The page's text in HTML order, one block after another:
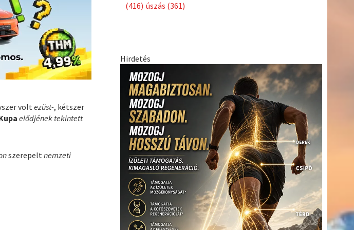
voltezüst-, kétszer
elődjének tekintett
szerepeltnemzeti
Címkék
asztalitenisz(130) autosport(123)Babos
Tímea(240)Bajnokok Ligája (168)Birkózás(143)Bécs(214)
egészség(530) Európabajnokság(173)ferrari(139)
forma 1(1165) (760)futás(305)
Hosszú
Katinka(186)hungaroring (181)Jégkorong(148)
kajakkenu
(138)karate(168)kickbox(204) kosárlabda(166)kézilabda
(448)Lewis Hamilton(168)magyar labdarúgóválogatott(148)
Mercedes(244)motorsport(153)Opel Dakar Team(132)Rali
Világbajnokság(122)Rendezvény(142)rio 2016(373)sport
(438)Sportime Magazin (128)szabadidősport (316)Szalay
Balázs
(126)tenisz(416)táplálkozás(155)utazás(126)
Video (247)világbajnokság(162) Világkupa(129)vitorlázás
(222)
vívás(174)vízilabda(197) Érdi Mária(130)életmód